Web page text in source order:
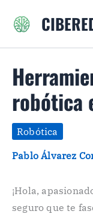
robótica
Robótica
Pablo Álvarez
¡Hola,
seguro que te